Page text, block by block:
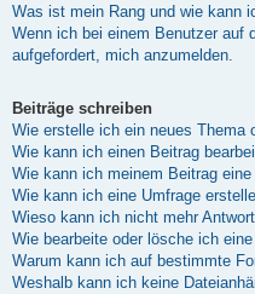
Was ist mein Rang und wie kann
Wenn ich bei einem Benutzer auf
aufgefordert, mich anzumelden.
Beiträge schreiben
Wie erstelle ich ein neues Thema
Wie kann ich einen Beitrag
Wie kann ich meinem Beitrag
Wie kann ich eine Umfrage
Wieso kann ich nicht mehr
Wie bearbeite oder lösche ich
Warum kann ich auf bestimmte
Weshalb kann ich keine